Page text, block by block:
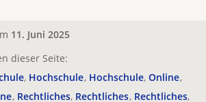
11. Juni 2025
dieser Seite:
Hochschule Hochschule Online
Rechtliches Rechtliches Rechtliches